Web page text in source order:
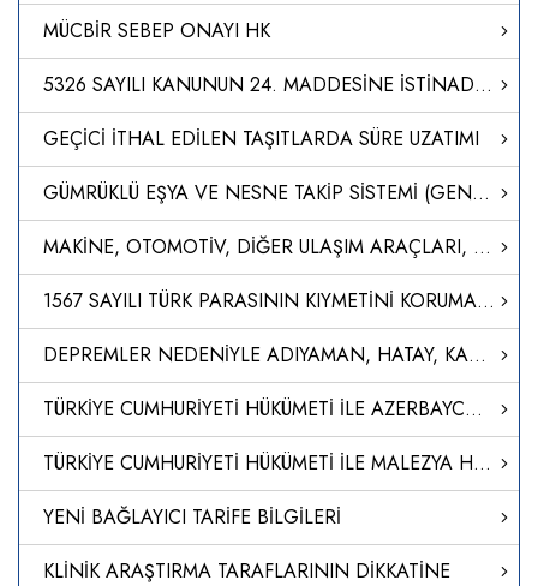
MÜCBİR SEBEP ONAYI HK
5326 SAYILI KANUNUN 24. MADDESİNE İSTİNADEN DÜZENLENEN CEZA KARARLARI
GEÇİCİ İTHAL EDİLEN TAŞITLARDA SÜRE UZATIMI
GÜMRÜKLÜ EŞYA VE NESNE TAKİP SİSTEMİ (GENTSİS)
MAKİNE, OTOMOTİV, DİĞER ULAŞIM ARAÇLARI, ELEKTRİK VE ELEKTRONİK SEKTÖRÜ ÜRÜNLERİNE İLİŞKİN DAHİLDE İŞLEME REJİMİ GENELGESİNDE DEĞİŞİKLİK YAPILMASI HAKKINDA GENELGE
1567 SAYILI TÜRK PARASININ KIYMETİNİ KORUMA HAKKINDA KANUN KAPSAMINDA ALINACAK ÜCRETLERE İLİŞKİN YÖNETMELİKTE DEĞİŞİKLİK YAPILMASINA DAİR YÖNETMELİK
DEPREMLER NEDENİYLE ADIYAMAN, HATAY, KAHRAMANMARAŞ VE MALATYA İLLERİ İLE GAZİANTEP İLİNİN İSLAHİYE VE NURDAĞI İLÇELERİNDE DEVAM EDEN MÜCBİR SEBEBE İSTİNADEN, 7256 SAYILI BAZI ALACAKLARIN YENİDEN YAPILANDIRILMASI İLE BAZI KANUNLARDA DEĞİŞİKLİK YAPILMASI HA
TÜRKİYE CUMHURİYETİ HÜKÜMETİ İLE AZERBAYCAN CUMHURİYETİ HÜKÜMETİ ARASINDA 'TERCİHLİ TİCARET ANLAŞMASI'NI TADİL EDEN PROTOKOLÜN ONAYLANMASI HAKKINDA KARAR (KARAR SAYISI: 8512)
TÜRKİYE CUMHURİYETİ HÜKÜMETİ İLE MALEZYA HÜKÜMETİ ARASINDAKİ SERBEST TİCARET ANLAŞMASINA EK 1. PROTOKOL’ÜN ONAYLANMASI HAKKINDA KARAR (KARAR SAYISI: 8511)
YENİ BAĞLAYICI TARİFE BİLGİLERİ
KLİNİK ARAŞTIRMA TARAFLARININ DİKKATİNE